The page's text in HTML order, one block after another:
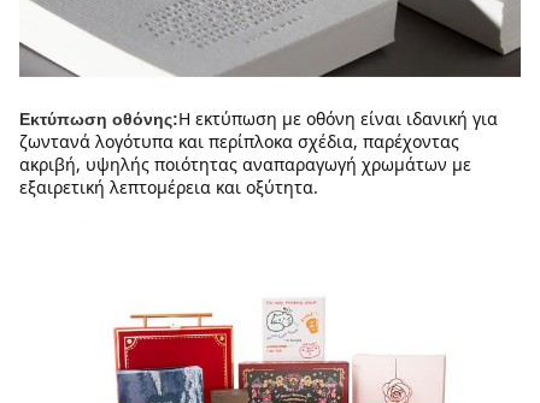
Εκτύπωση οθόνης:Η εκτύπωση με οθόνη είναι ιδανική για
ζωντανά λογότυπα και περίπλοκα σχέδια, παρέχοντας
ακριβή, υψηλής ποιότητας αναπαραγωγή χρωμάτων με
εξαιρετική λεπτομέρεια και οξύτητα.